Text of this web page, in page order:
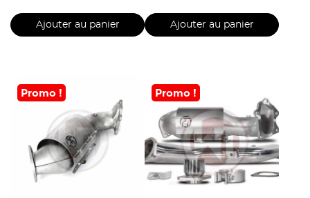
Ajouter au panier Ajouter au panier
Promo ! Promo !